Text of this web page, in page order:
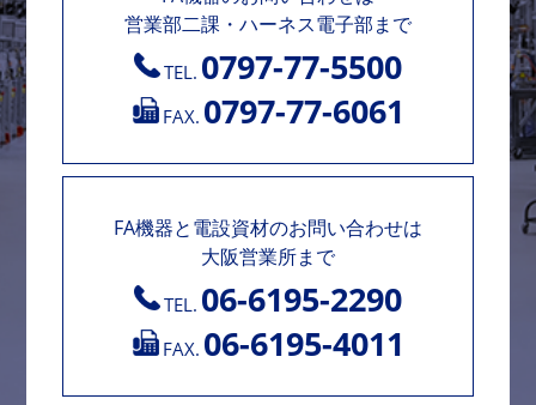
営業部二課・ハーネス電子部まで
TEL. 0797-77-5500
FAX. 0797-77-6061
FA機器と電設資材のお問い合わせは
大阪営業所まで
TEL. 06-6195-2290
FAX. 06-6195-4011